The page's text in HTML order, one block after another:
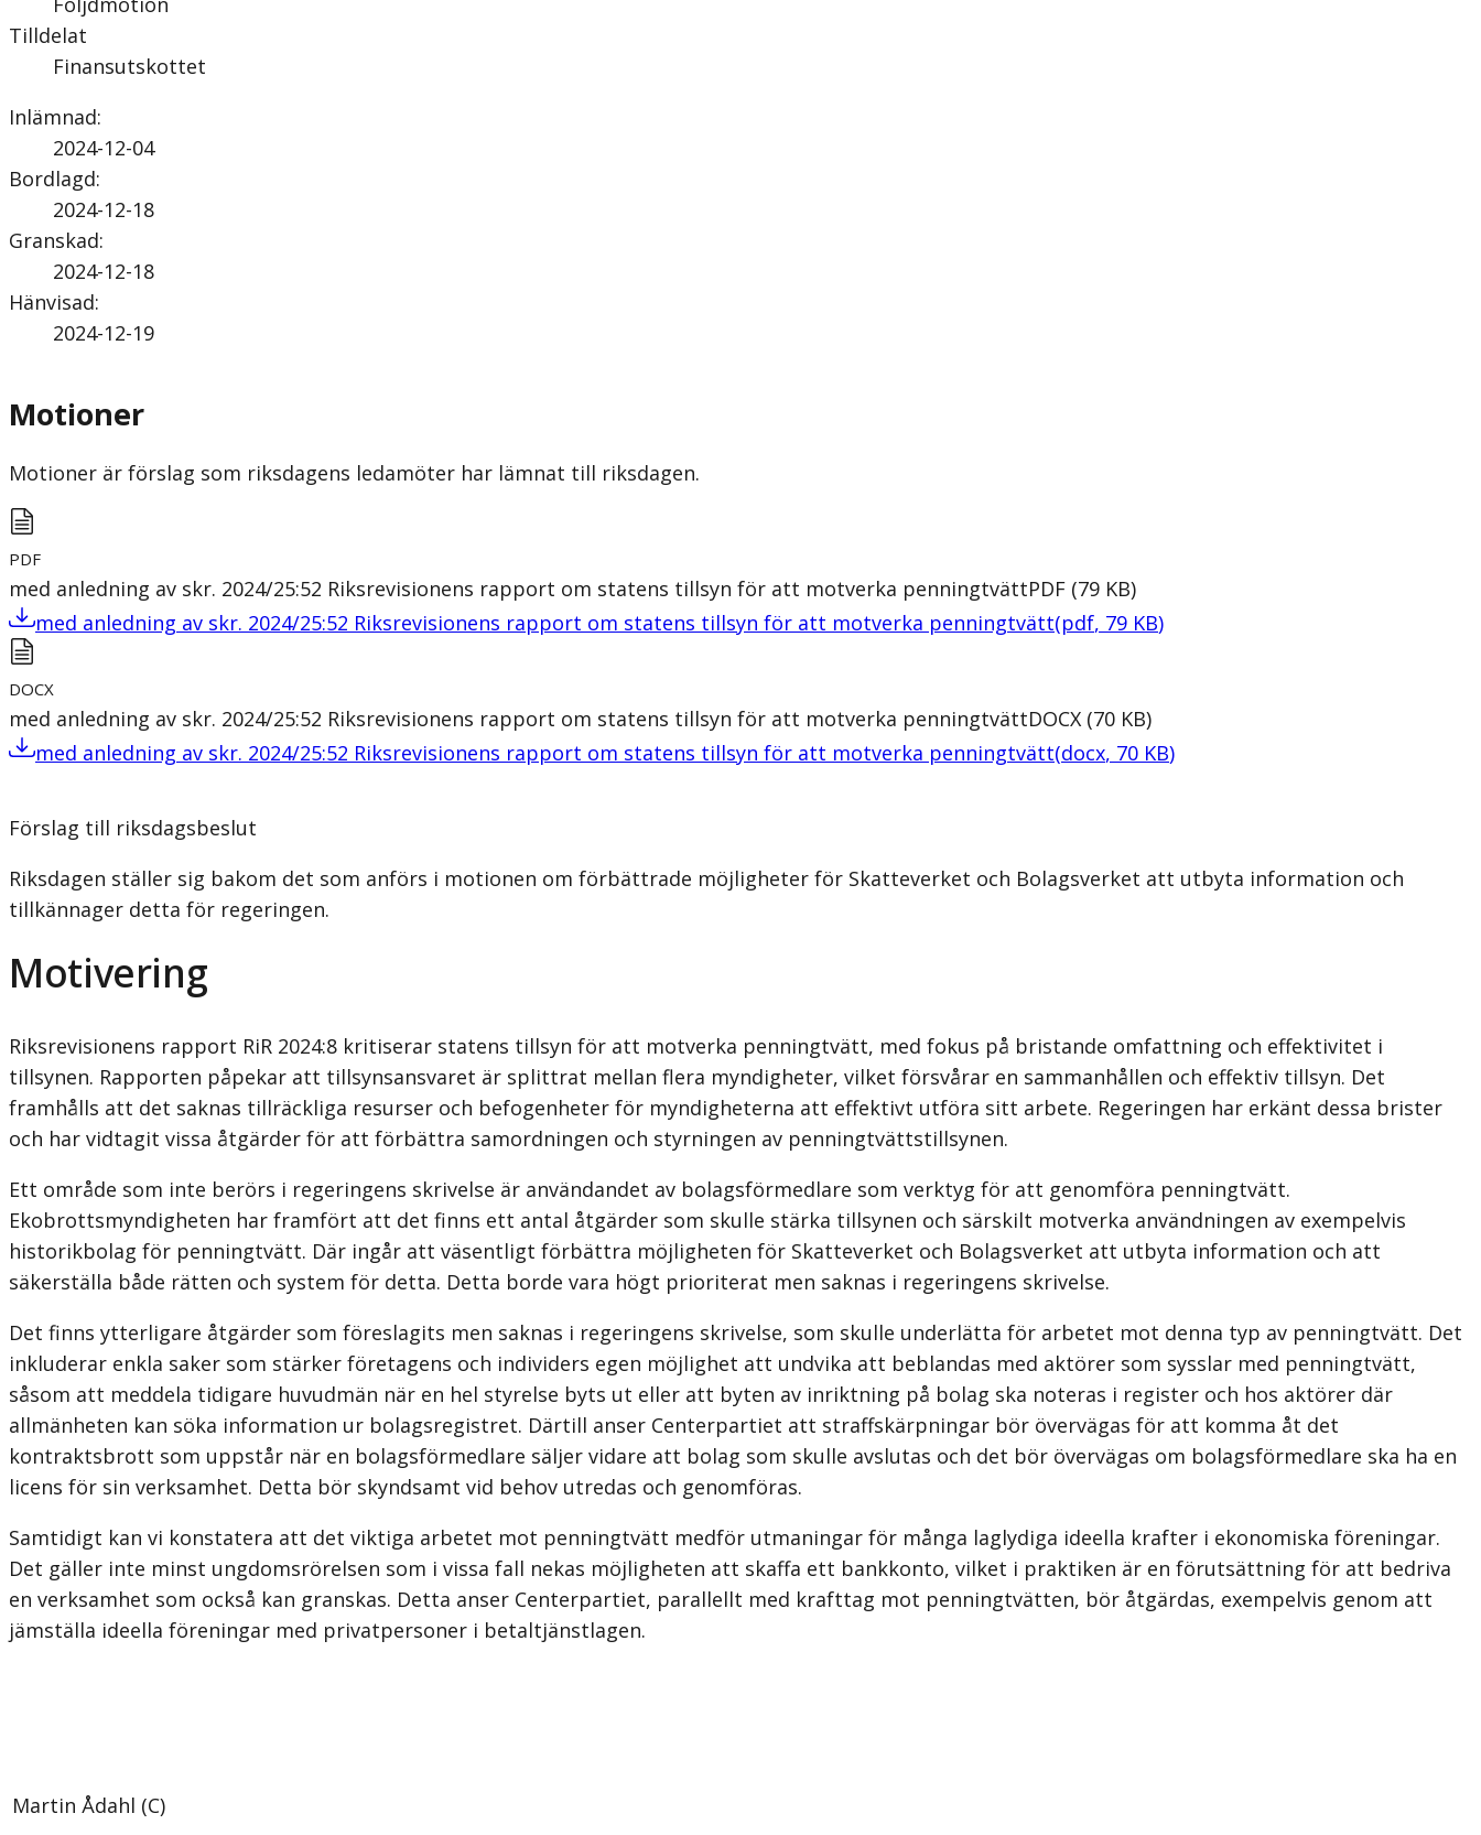
Tilldelat
Finansutskottet
Inlämnad:
2024-12-04
Bordlagd:
2024-12-18
Granskad:
2024-12-18
Hänvisad:
2024-12-19
Motioner
Motioner är förslag som riksdagens ledamöter har lämnat till riksdagen.
PDF
med anledning av skr. 2024/25:52 Riksrevisionens rapport om statens tillsyn för att motverka penningtvättPDF (79 KB)
med anledning av skr. 2024/25:52 Riksrevisionens rapport om statens tillsyn för att motverka penningtvätt(pdf, 79 KB)
DOCX
med anledning av skr. 2024/25:52 Riksrevisionens rapport om statens tillsyn för att motverka penningtvättDOCX (70 KB)
med anledning av skr. 2024/25:52 Riksrevisionens rapport om statens tillsyn för att motverka penningtvätt(docx, 70 KB)
Förslag till riksdagsbeslut
Riksdagen ställer sig bakom det som anförs i motionen om förbättrade möjligheter för Skatteverket och Bolagsverket att utbyta information och
tillkännager detta för regeringen.
Motivering
Riksrevisionens rapport RiR 2024:8 kritiserar statens tillsyn för att motverka penningtvätt, med fokus på bristande omfattning och effektivitet i
tillsynen. Rapporten påpekar att tillsynsansvaret är splittrat mellan flera myndigheter, vilket försvårar en sammanhållen och effektiv tillsyn. Det
framhålls att det saknas tillräckliga resurser och befogenheter för myndigheterna att effektivt utföra sitt arbete. Regeringen har erkänt dessa brister
och har vidtagit vissa åtgärder för att förbättra samordningen och styrningen av penningtvätts­tillsynen.
Ett område som inte berörs i regeringens skrivelse är användandet av bolagsförmedlare som verktyg för att genomföra penningtvätt.
Ekobrottsmyndigheten har framfört att det finns ett antal åtgärder som skulle stärka tillsynen och särskilt motverka användningen av exempelvis
historikbolag för penningtvätt. Där ingår att väsentligt förbättra möjlig­heten för Skatteverket och Bolagsverket att utbyta information och att
säkerställa både rätten och system för detta. Detta borde vara högt prioriterat men saknas i regeringens skrivelse.
Det finns ytterligare åtgärder som föreslagits men saknas i regeringens skrivelse, som skulle underlätta för arbetet mot denna typ av penningtvätt. Det
inkluderar enkla saker som stärker företagens och individers egen möjlighet att undvika att beblandas med aktörer som sysslar med penningtvätt,
såsom att meddela tidigare huvudmän när en hel styrelse byts ut eller att byten av inriktning på bolag ska noteras i register och hos aktörer där
allmänheten kan söka information ur bolagsregistret. Därtill anser Center­partiet att straffskärpningar bör övervägas för att komma åt det
kontraktsbrott som uppstår när en bolagsförmedlare säljer vidare att bolag som skulle avslutas och det bör övervägas om bolagsförmedlare ska ha en
licens för sin verksamhet. Detta bör skynd­samt vid behov utredas och genomföras.
Samtidigt kan vi konstatera att det viktiga arbetet mot penningtvätt medför utmaningar för många laglydiga ideella krafter i ekonomiska föreningar.
Det gäller inte minst ung­domsrörelsen som i vissa fall nekas möjligheten att skaffa ett bankkonto, vilket i praktiken är en förutsättning för att bedriva
en verksamhet som också kan granskas. Detta anser Centerpartiet, parallellt med krafttag mot penningtvätten, bör åtgärdas, exempelvis genom att
jämställa ideella föreningar med privatpersoner i betaltjänstlagen.
Martin Ådahl (C)